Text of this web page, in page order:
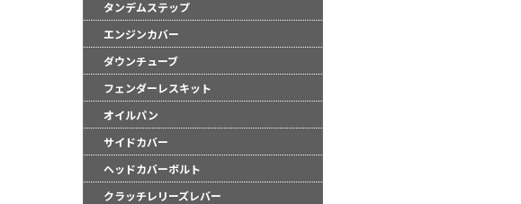
タンデムステップ
エンジンカバー
ダウンチューブ
フェンダーレスキット
オイルパン
サイドカバー
ヘッドカバーボルト
クラッチレリーズレバー
（※）での使用は出来ません。
●国内で開催される全ての競技に対応
基準に基づいた取り付けを行ってく
なお、取付時、使用時、その他で